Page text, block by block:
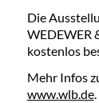
Die
WEDEWER
kostenlos
Mehr Infos
www.wlb.de.